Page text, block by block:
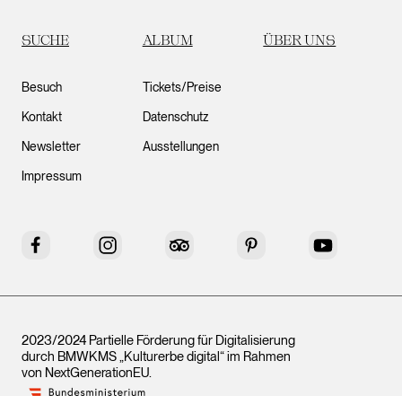
SUCHE ALBUM ÜBER UNS
Besuch
Kontakt
Newsletter
Impressum
Tickets/Preise
Datenschutz
Ausstellungen
Facebook Instagram Tripadvisor Pinterest YouTube
2023/2024 Partielle Förderung für Digitalisierung
durch BMWKMS „Kulturerbe digital“ im Rahmen
von NextGenerationEU.